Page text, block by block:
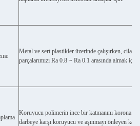
Metal ve sert plastikler üzerinde çalışırken,
parçalarımızı Ra 0.8 ~ Ra 0.1 arasında almak
Koruyucu polimerin ince bir katmanını korona
darbeye karşı koruyucu ve aşınmayı önleyen